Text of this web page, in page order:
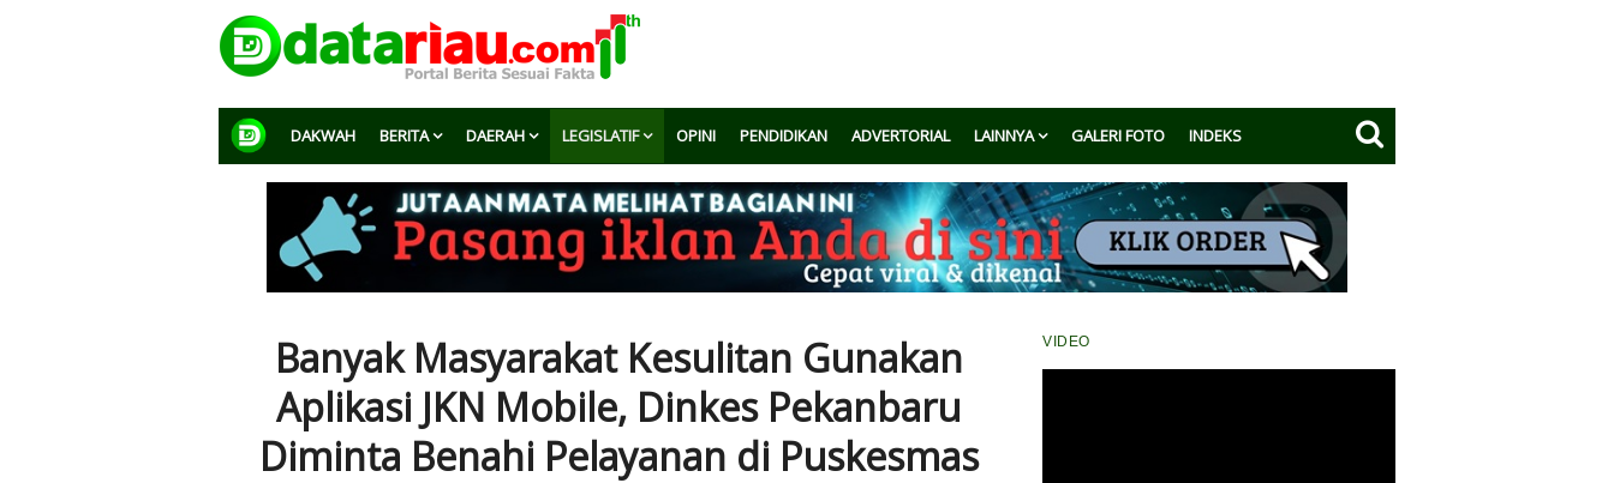
DAKWAH BERITA DAERAH LEGISLATIF OPINI PENDIDIKAN ADVERTORIAL LAINNYA GALERI FOTO INDEKS
Banyak Masyarakat Kesulitan Gunakan
Aplikasi JKN Mobile, Dinkes Pekanbaru
Diminta Benahi Pelayanan di Puskesmas
VIDEO